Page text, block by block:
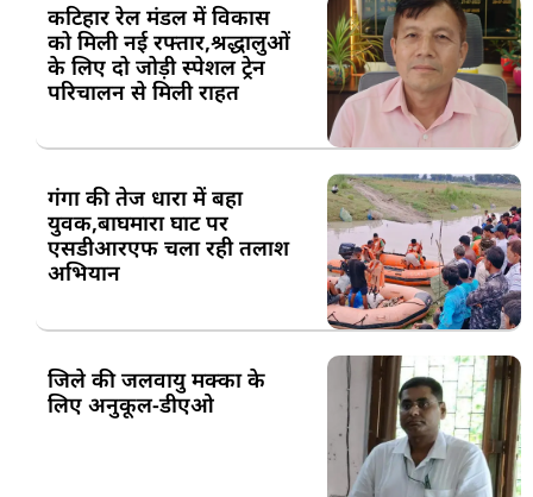
कटिहार रेल मंडल में विकास
को मिली नई रफ्तार,श्रद्धालुओं
के लिए दो जोड़ी स्पेशल ट्रेन
परिचालन से मिली राहत
गंगा की तेज धारा में बहा
युवक,बाघमारा घाट पर
एसडीआरएफ चला रही तलाश
अभियान
जिले की जलवायु मक्का के
लिए अनुकूल-डीएओ